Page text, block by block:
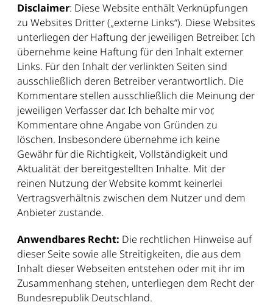
Disclaimer: Diese Website enthält Verknüpfungen
zu Websites Dritter („externe Links“). Diese Websites
unterliegen der Haftung der jeweiligen Betreiber. Ich
übernehme keine Haftung für den Inhalt externer
Links. Für den Inhalt der verlinkten Seiten sind
ausschließlich deren Betreiber verantwortlich. Die
Kommentare stellen ausschließlich die Meinung der
jeweiligen Verfasser dar. Ich behalte mir vor,
Kommentare ohne Angabe von Gründen zu
löschen. Insbesondere übernehme ich keine
Gewähr für die Richtigkeit, Vollständigkeit und
Aktualität der bereitgestellten Inhalte. Mit der
reinen Nutzung der Website kommt keinerlei
Vertragsverhältnis zwischen dem Nutzer und dem
Anbieter zustande.
Anwendbares Recht: Die rechtlichen Hinweise auf
dieser Seite sowie alle Streitigkeiten, die aus dem
Inhalt dieser Webseiten entstehen oder mit ihr im
Zusammenhang stehen, unterliegen dem Recht der
Bundesrepublik Deutschland.